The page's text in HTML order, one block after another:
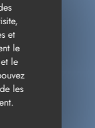
et
le
le
les